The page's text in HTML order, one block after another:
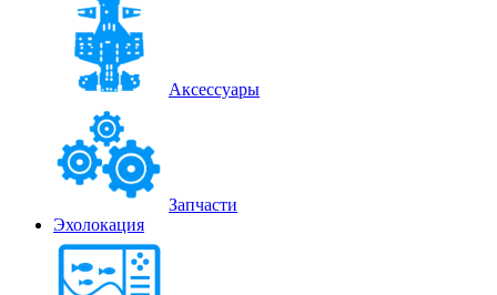
Аксессуары
Запчасти
Эхолокация